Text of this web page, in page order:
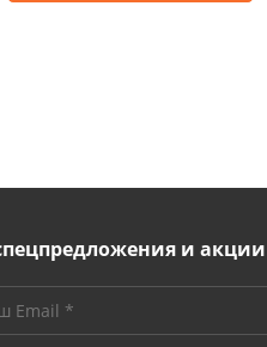
и акции